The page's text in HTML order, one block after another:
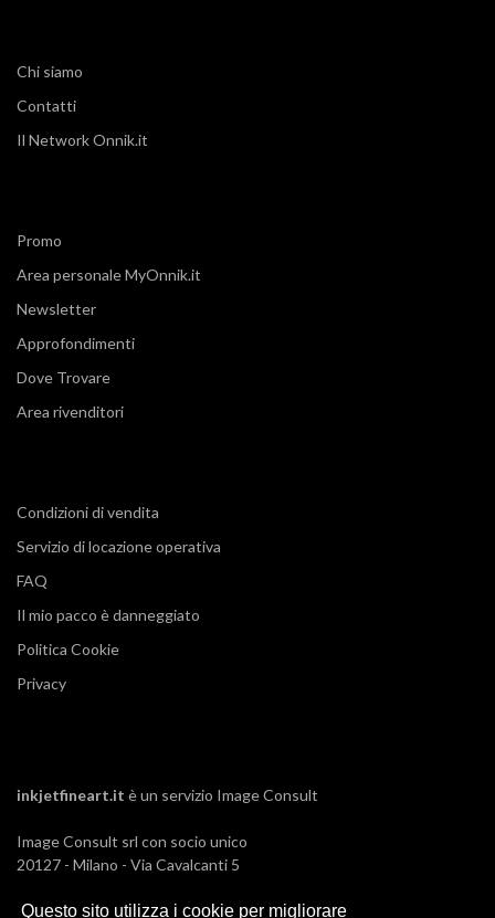
Questo sito utilizza i cookie per migliorare
Chi siamo
Contatti
Il Network Onnik.it
Promo
Area personale MyOnnik.it
Newsletter
Approfondimenti
Dove Trovare
Area rivenditori
Condizioni di vendita
Servizio di locazione operativa
FAQ
Il mio pacco è danneggiato
Politica Cookie
Privacy
inkjetfineart.it è un servizio Image Consult
Image Consult srl con socio unico
20127 - Milano - Via Cavalcanti 5
P.IVA e C.F. 03383650961